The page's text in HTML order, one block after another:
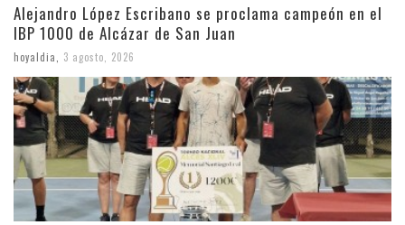
Alejandro López Escribano se proclama campeón en el
IBP 1000 de Alcázar de San Juan
hoyaldia 3 agosto, 2026